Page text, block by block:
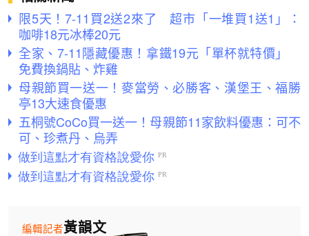
限5天！7-11買2送2來了 超市「一堆買1送1」：
咖啡18元冰棒20元
全家、7-11隱藏優惠！拿鐵19元「單杯就特價」
免費換鍋貼、炸雞
母親節買一送一！麥當勞、必勝客、漢堡王、福勝
亭13大速食優惠
五桐號CoCo買一送一！母親節11家飲料優惠：可不
可、珍煮丹、烏弄
黃韻文
編輯記者